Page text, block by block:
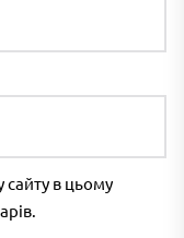
сайту в цьому